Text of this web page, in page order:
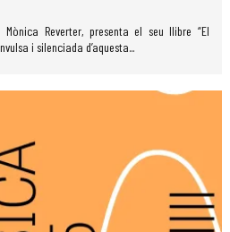
Reverter, presenta el seu llibre “El
i silenciada d’aquesta...